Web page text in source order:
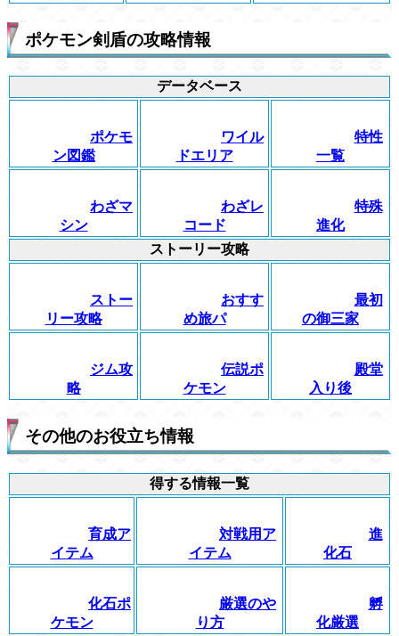
ポケモン剣盾の攻略情報
データベース
ポケモ
ン図鑑
ワイル
ドエリア
特性
一覧
わざマ
シン
わざレ
コード
特殊
進化
ストーリー攻略
ストー
リー攻略
おすす
め旅パ
最初
の御三家
ジム攻
略
伝説ポ
ケモン
殿堂
入り後
その他のお役立ち情報
得する情報一覧
育成ア
イテム
対戦用ア
イテム
進
化石
化石ポ
ケモン
厳選のや
り方
孵
化厳選